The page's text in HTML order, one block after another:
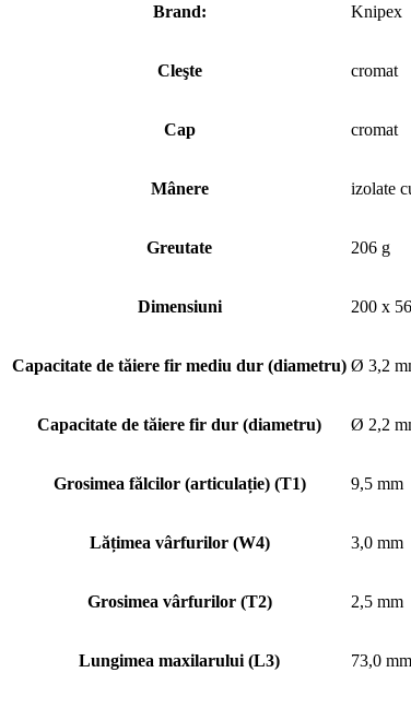
Brand: Knipex
Cleşte cromat
Cap cromat
Mânere izolate
Greutate 206 g
Dimensiuni 200 x
Capacitate de tăiere fir mediu dur (diametru) Ø 3,2
Capacitate de tăiere fir dur (diametru) Ø 2,2
Grosimea fălcilor (articulație) (T1) 9,5 mm
Lățimea vârfurilor (W4) 3,0 mm
Grosimea vârfurilor (T2) 2,5 mm
Lungimea maxilarului (L3) 73,0 mm